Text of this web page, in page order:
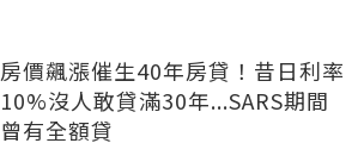
房價飆漲催生40年房貸！昔日利率
10%沒人敢貸滿30年...SARS期間
曾有全額貸